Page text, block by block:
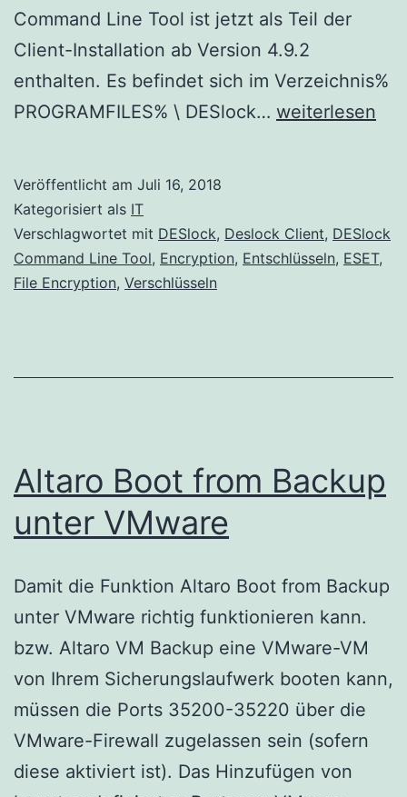
Command Line Tool ist jetzt als Teil der
Client-Installation ab Version 4.9.2
enthalten. Es befindet sich im Verzeichnis%
PROGRAMFILES% \ DESlock… Verwenden
Tools
weiterlesen
Veröffentlicht am Juli 16, 2018
Kategorisiert als IT
Verschlagwortet mit DESlock, Deslock Client, DESlock
Command Line Tool, Encryption, Entschlüsseln, ESET,
File Encryption, Verschlüsseln
Altaro Boot from Backup
unter VMware
Damit die Funktion Altaro Boot from Backup
unter VMware richtig funktionieren kann.
bzw. Altaro VM Backup eine VMware-VM
von Ihrem Sicherungslaufwerk booten kann,
müssen die Ports 35200-35220 über die
VMware-Firewall zugelassen sein (sofern
diese aktiviert ist). Das Hinzufügen von